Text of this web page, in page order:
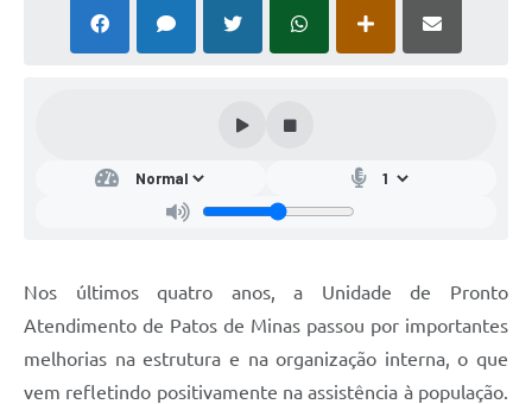
Nos últimos quatro anos, a Unidade de Pronto
Atendimento de Patos de Minas passou por importantes
melhorias na estrutura e na organização interna, o que
vem refletindo positivamente na assistência à população.